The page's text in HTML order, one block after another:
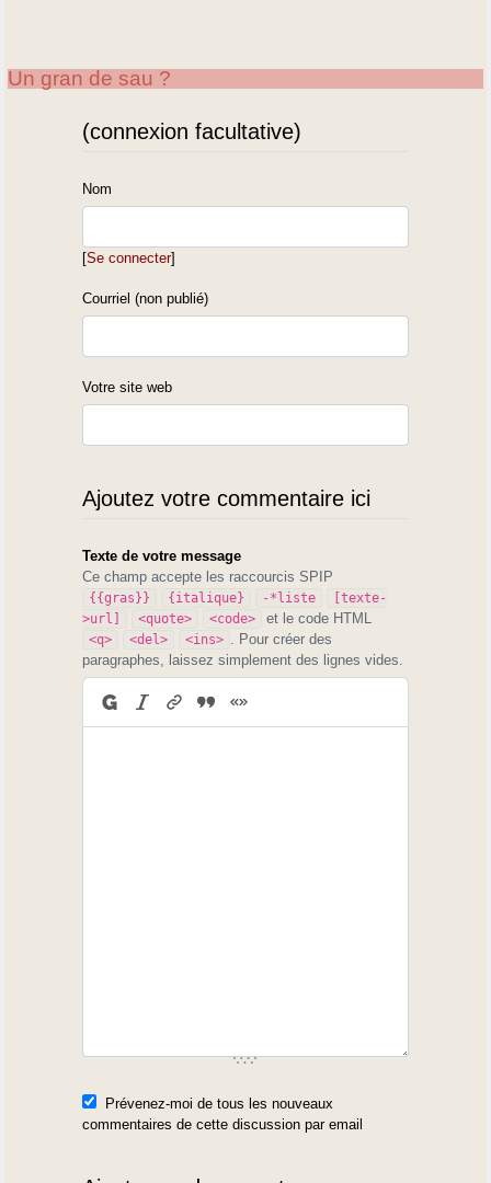
Un gran de sau ?
(connexion facultative)
Nom
[Se connecter]
Courriel (non publié)
Votre site web
Ajoutez votre commentaire ici
Texte de votre message
Ce champ accepte les raccourcis SPIP
{{gras}} {italique} -*liste
[texte-
>url]
<quote> <code> et le code HTML
<q> <del> <ins>
. Pour créer des
paragraphes, laissez simplement des lignes vides.
Prévenez-moi de tous les nouveaux
commentaires de cette discussion par email